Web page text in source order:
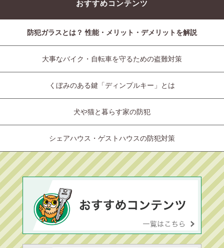
おすすめコンテンツ
防犯ガラスとは？ 性能・メリット・デメリットを解説
大事なバイク・自転車を守るための盗難対策
くぼみのある鍵「ディンプルキー」とは
犬や猫と暮らす家の防犯
シェアハウス・ゲストハウスの防犯対策